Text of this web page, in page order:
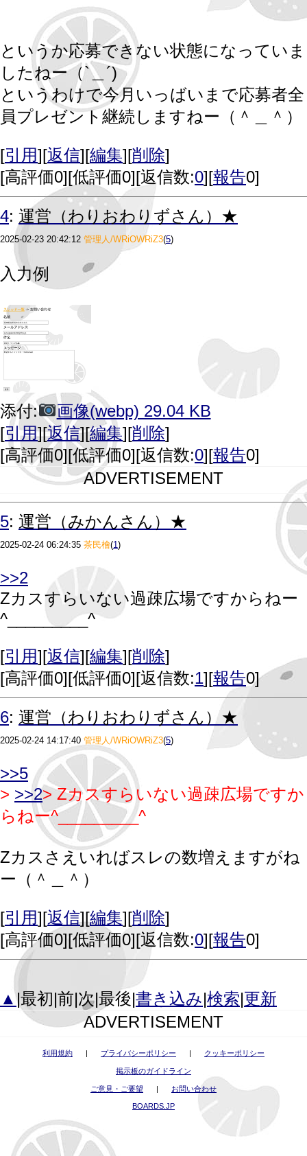
というか応募できない状態になっていま
したねー（`＿´)
というわけで今月いっばいまで応募者全
員プレゼント継続しますねー（＾＿＾）
[引用][返信][編集][削除]
[高評価0][低評価0][返信数:0][報告0]
4: 運営（わりおわりずさん）★
2025-02-23 20:42:12 管理人/WRiOWRiZ3(5)
入力例
添付:
画像(webp) 29.04 KB
[引用][返信][編集][削除]
[高評価0][低評価0][返信数:0][報告0]
ADVERTISEMENT
5: 運営（みかんさん）★
2025-02-24 06:24:35 茶民檜(1)
>>2
Zカスすらいない過疎広場ですからねー
^⁠_⁠_⁠_⁠_⁠_⁠_⁠_⁠_⁠_⁠^
[引用][返信][編集][削除]
[高評価0][低評価0][返信数:1][報告0]
6: 運営（わりおわりずさん）★
2025-02-24 14:17:40 管理人/WRiOWRiZ3(5)
>>5
> >>2> Zカスすらいない過疎広場ですか
らねー^⁠_⁠_⁠_⁠_⁠_⁠_⁠_⁠_⁠_⁠^
Zカスさえいればスレの数増えますがね
ー（＾＿＾）
[引用][返信][編集][削除]
[高評価0][低評価0][返信数:0][報告0]
▲|最初|前|次|最後|書き込み|検索|更新
ADVERTISEMENT
利用規約 | プライバシーポリシー | クッキーポリシー
掲示板のガイドライン
ご意見・ご要望 | お問い合わせ
BOARDS.JP